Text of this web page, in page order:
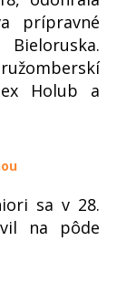
prípravné
Holub a
sa v 28.
na pôde